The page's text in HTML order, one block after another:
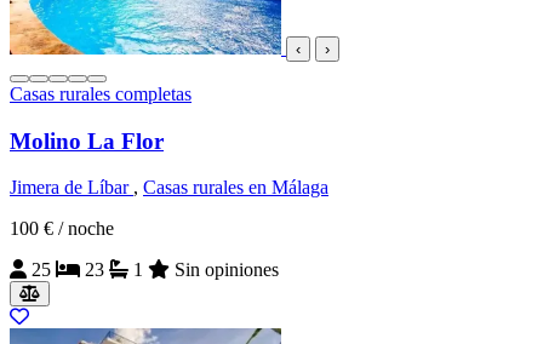
‹ ›
Casas rurales completas
Molino La Flor
Jimera de Líbar , Casas rurales en Málaga
100 € / noche
25
23 1 Sin opiniones